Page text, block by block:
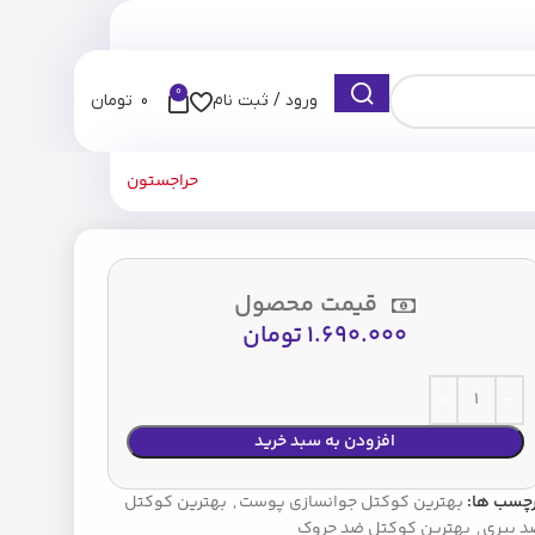
ورود / ثبت نام 0
0 تومان
حراجستون
قیمت محصول
1.690.000تومان
افزودن به سبد خرید
ها: بهترین کوکتل جوانسازی پوست, بهترین کوکتل
پیری, بهترین کوکتل ضد چروک